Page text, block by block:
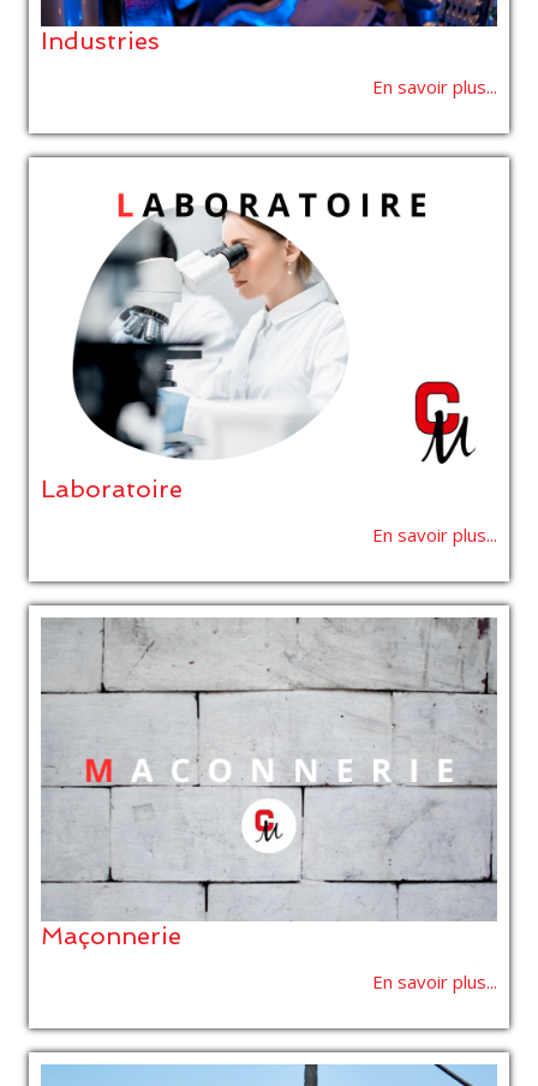
Industries
En savoir plus...
Laboratoire
En savoir plus...
Maçonnerie
En savoir plus...